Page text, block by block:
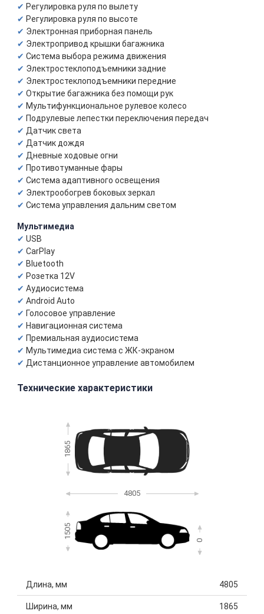
Регулировка руля по вылету
Регулировка руля по высоте
Электронная приборная панель
Электропривод крышки багажника
Система выбора режима движения
Электростеклоподъемники задние
Электростеклоподъемники передние
Открытие багажника без помощи рук
Мультифункциональное рулевое колесо
Подрулевые лепестки переключения передач
Датчик света
Датчик дождя
Дневные ходовые огни
Противотуманные фары
Система адаптивного освещения
Электрообогрев боковых зеркал
Система управления дальним светом
Мультимедиа
USB
CarPlay
Bluetooth
Розетка 12V
Аудиосистема
Android Auto
Голосовое управление
Навигационная система
Премиальная аудиосистема
Мультимедиа система с ЖК-экраном
Дистанционное управление автомобилем
Технические характеристики
1865
4805
1505
0
Длина, мм 4805
Ширина, мм 1865